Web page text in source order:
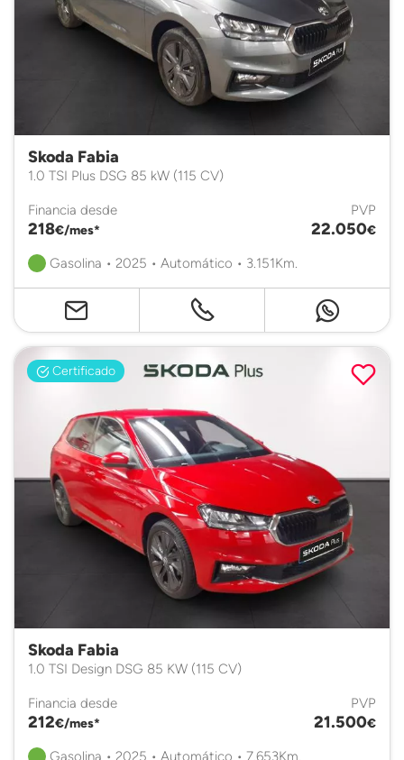
Skoda Fabia
1.0 TSI Plus DSG 85 kW (115 CV)
Financia desde
218€/mes*
PVP
22.050€
Gasolina • 2025 • Automático • 3.151Km.
Certificado
Skoda Fabia
1.0 TSI Design DSG 85 KW (115 CV)
Financia desde
212€/mes*
PVP
21.500€
Gasolina • 2025 • Automático • 7.653Km.